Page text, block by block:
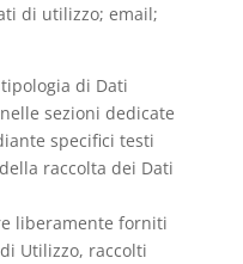
di utilizzo; email;
di Dati
sezioni dedicate
specifici testi
raccolta dei Dati
liberamente forniti
Utilizzo, raccolti